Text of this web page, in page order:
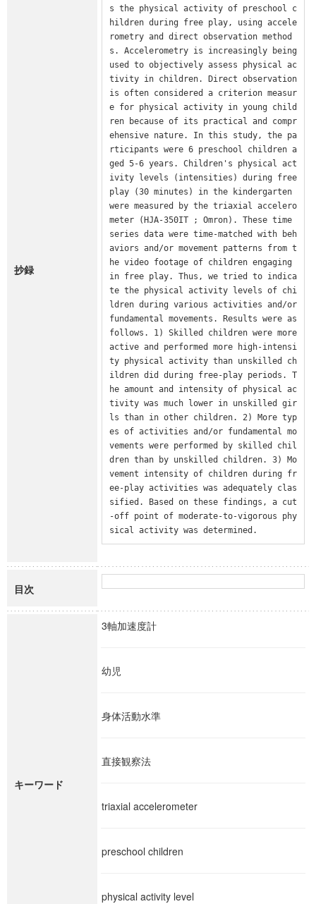
抄録
s the physical activity of preschool c
hildren during free play, using accele
rometry and direct observation method
s. Accelerometry is increasingly being
used to objectively assess physical ac
tivity in children. Direct observation
is often considered a criterion measur
e for physical activity in young child
ren because of its practical and compr
ehensive nature. In this study, the pa
rticipants were 6 preschool children a
ged 5-6 years. Children's physical act
ivity levels (intensities) during free
play (30 minutes) in the kindergarten
were measured by the triaxial accelero
meter (HJA-350IT ; Omron). These time
series data were time-matched with beh
aviors and/or movement patterns from t
he video footage of children engaging
in free play. Thus, we tried to indica
te the physical activity levels of chi
ldren during various activities and/or
fundamental movements. Results were as
follows. 1) Skilled children were more
active and performed more high-intensi
ty physical activity than unskilled ch
ildren did during free-play periods. T
he amount and intensity of physical ac
tivity was much lower in unskilled gir
ls than in other children. 2) More typ
es of activities and/or fundamental mo
vements were performed by skilled chil
dren than by unskilled children. 3) Mo
vement intensity of children during fr
ee-play activities was adequately clas
sified. Based on these findings, a cut
-off point of moderate-to-vigorous phy
sical activity was determined.
目次
キーワード
3軸加速度計
幼児
身体活動水準
直接観察法
triaxial accelerometer
preschool children
physical activity level